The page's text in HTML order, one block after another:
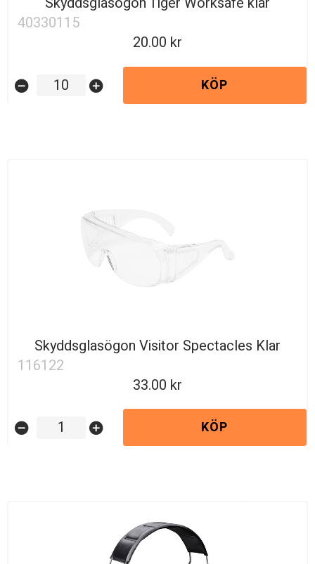
40330115
20.00
remove_circle add_circle KÖP
Skyddsglasögon Visitor Spectacles Klar
116122
33.00
remove_circle add_circle KÖP